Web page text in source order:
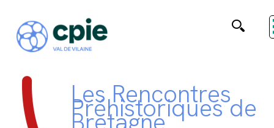
Les Rencontres
Préhistoriques de